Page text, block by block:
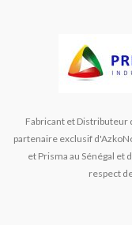
Fabricant et Distributeur
partenaire exclusif
et Prisma au Sénégal et
respect